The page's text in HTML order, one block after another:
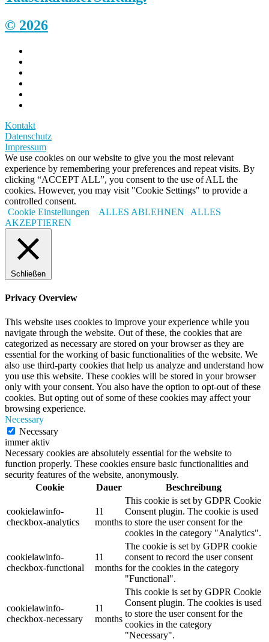
© 2026
Kontakt
Datenschutz
Impressum
We use cookies on our website to give you the most relevant
experience by remembering your preferences and repeat visits. By
clicking “ACCEPT ALL”, you consent to the use of ALL the
cookies. However, you may visit "Cookie Settings" to provide a
controlled consent.
Cookie Einstellungen
ALLES ABLEHNEN
ALLES
AKZEPTIEREN
Schließen
Privacy Overview
This website uses cookies to improve your experience while you
navigate through the website. Out of these, the cookies that are
categorized as necessary are stored on your browser as they are
essential for the working of basic functionalities of the website. We
also use third-party cookies that help us analyze and understand how
you use this website. These cookies will be stored in your browser
only with your consent. You also have the option to opt-out of these
cookies. But opting out of some of these cookies may affect your
browsing experience.
Necessary
Necessary
immer aktiv
Necessary cookies are absolutely essential for the website to
function properly. These cookies ensure basic functionalities and
security features of the website, anonymously.
Cookie
Dauer Beschreibung
cookielawinfo-
checkbox-analytics
11
months
This cookie is set by GDPR Cookie
Consent plugin. The cookie is used
to store the user consent for the
cookies in the category "Analytics".
cookielawinfo-
checkbox-functional
11
months
The cookie is set by GDPR cookie
consent to record the user consent
for the cookies in the category
"Functional".
cookielawinfo-
checkbox-necessary
11
months
This cookie is set by GDPR Cookie
Consent plugin. The cookies is used
to store the user consent for the
cookies in the category
"Necessary".